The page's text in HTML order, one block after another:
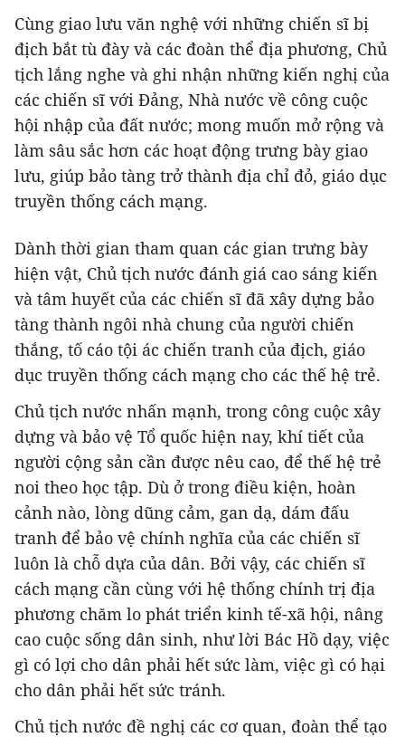
Cùng giao lưu văn nghệ với những chiến sĩ bị
địch bắt tù đày và các đoàn thể địa phương, Chủ
tịch lắng nghe và ghi nhận những kiến nghị của
các chiến sĩ với Đảng, Nhà nước về công cuộc
hội nhập của đất nước; mong muốn mở rộng và
làm sâu sắc hơn các hoạt động trưng bày giao
lưu, giúp bảo tàng trở thành địa chỉ đỏ, giáo dục
truyền thống cách mạng.
Dành thời gian tham quan các gian trưng bày
hiện vật, Chủ tịch nước đánh giá cao sáng kiến
và tâm huyết của các chiến sĩ đã xây dựng bảo
tàng thành ngôi nhà chung của người chiến
thắng, tố cáo tội ác chiến tranh của địch, giáo
dục truyền thống cách mạng cho các thế hệ trẻ.
Chủ tịch nước nhấn mạnh, trong công cuộc xây
dựng và bảo vệ Tổ quốc hiện nay, khí tiết của
người cộng sản cần được nêu cao, để thế hệ trẻ
noi theo học tập. Dù ở trong điều kiện, hoàn
cảnh nào, lòng dũng cảm, gan dạ, dám đấu
tranh để bảo vệ chính nghĩa của các chiến sĩ
luôn là chỗ dựa của dân. Bởi vậy, các chiến sĩ
cách mạng cần cùng với hệ thống chính trị địa
phương chăm lo phát triển kinh tế-xã hội, nâng
cao cuộc sống dân sinh, như lời Bác Hồ dạy, việc
gì có lợi cho dân phải hết sức làm, việc gì có hại
cho dân phải hết sức tránh.
Chủ tịch nước đề nghị các cơ quan, đoàn thể tạo